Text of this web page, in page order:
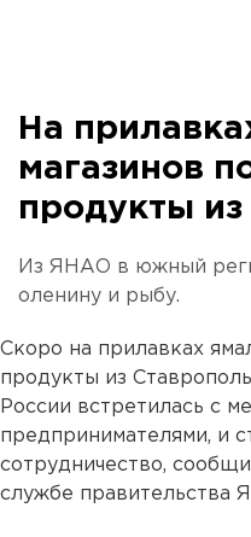
На
магазинов
продукты
Из ЯНАО в южный
оленину и рыбу.
Скоро на прилавках
продукты из
России встретилась с
предпринимателями, и
сотрудничество,
службе правительства